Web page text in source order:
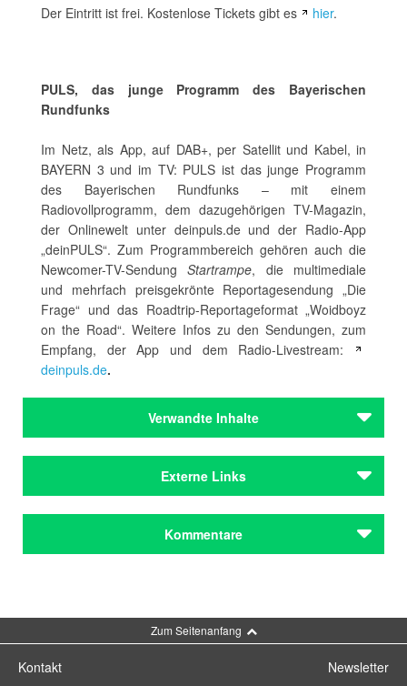
Der Eintritt ist frei. Kostenlose Tickets gibt es hier.
PULS, das junge Programm des Bayerischen
Rundfunks
Im Netz, als App, auf DAB+, per Satellit und Kabel, in
BAYERN 3 und im TV: PULS ist das junge Programm
des Bayerischen Rundfunks – mit einem
Radiovollprogramm, dem dazugehörigen TV-Magazin,
der Onlinewelt unter deinpuls.de und der Radio-App
„deinPULS“. Zum Programmbereich gehören auch die
Newcomer-TV-SendungStartrampe, die multimediale
und mehrfach preisgekrönte Reportagesendung „Die
Frage“ und das Roadtrip-Reportageformat „Woidboyz
on the Road“. Weitere Infos zu den Sendungen, zum
Empfang, der App und dem Radio-Livestream:
deinpuls.de.
Verwandte Inhalte
Schley, Fridolin
Autoren
Bayerischer Rundfunk
Externe Links
Homepage von Fatoni
Kommentare
Zum Seitenanfang
Kontakt
Newsletter